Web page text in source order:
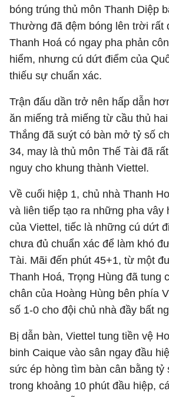
bóng trúng thủ môn Thanh Diệp
Thường đã đệm bóng lên trời rất
Thanh Hoá có ngay pha phản
hiểm, nhưng cú dứt điểm của
thiếu sự chuẩn xác.
Trận đấu dần trở nên hấp dẫn
ăn miếng trả miếng từ cầu thủ
Thắng đã suýt có bàn mở tỷ số
34, may là thủ môn Thế Tài đã
nguy cho khung thành Viettel.
Về cuối hiệp 1, chủ nhà Thanh
và liên tiếp tạo ra những pha vây
của Viettel, tiếc là những cú dứt
chưa đủ chuẩn xác để làm khó
Tài. Mãi đến phút 45+1, từ một
Thanh Hoá, Trọng Hùng đã tung
chân của Hoàng Hùng bên phía
số 1-0 cho đội chủ nhà đầy bất
Bị dẫn bàn, Viettel tung tiền vệ
binh Caique vào sân ngay đầu
sức ép hòng tìm bàn cân bằng tỷ
trong khoảng 10 phút đầu hiệp,